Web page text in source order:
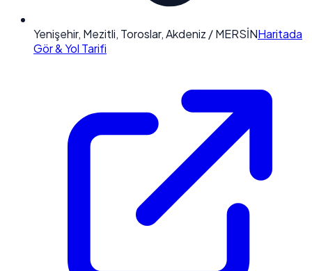
Yenişehir, Mezitli, Toroslar, Akdeniz / MERSİNHaritada
Gör & Yol Tarifi